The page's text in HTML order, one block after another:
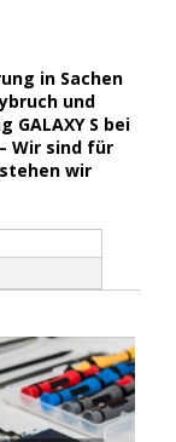
in Sachen
und
GALAXY S bei
Wir sind für
wir